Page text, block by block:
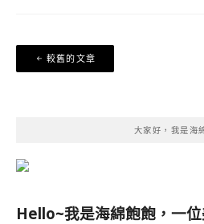
文
章
較舊的文章
大家好，我是海
Hello~我是海綿飽飽，一位